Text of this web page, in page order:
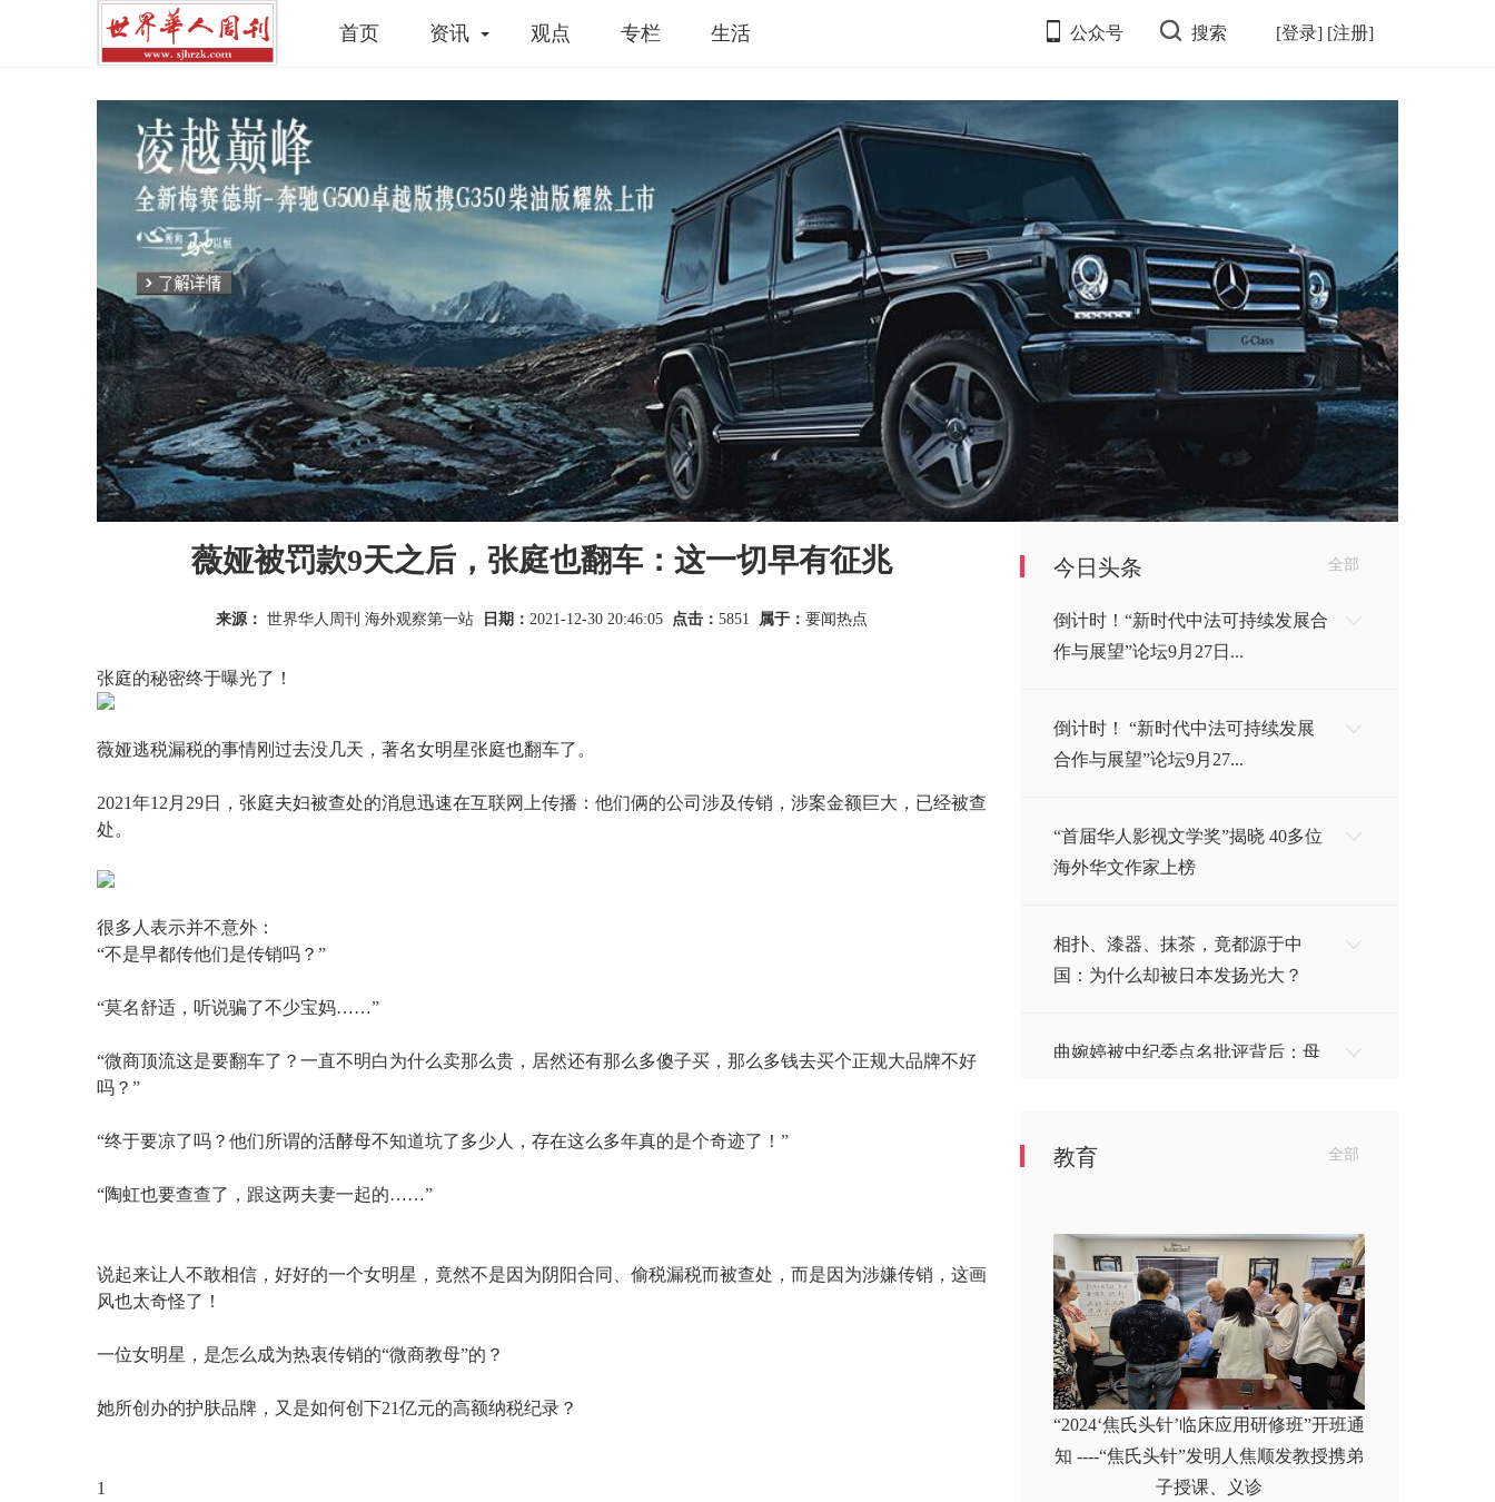
首页 资讯 观点 专栏 生活 公众号 搜索 [登录] [注册]
薇娅被罚款9天之后，张庭也翻车：这一切早有征兆
来源： 世界华人周刊 海外观察第一站 日期： 2021-12-30 20:46:05 点击： 5851 属于： 要闻热点
张庭的秘密终于曝光了！
薇娅逃税漏税的事情刚过去没几天，著名女明星张庭也翻车了。
2021年12月29日，张庭夫妇被查处的消息迅速在互联网上传播：他们俩的公司涉及传销，涉案金额巨大，已经被查
处。
很多人表示并不意外：
“不是早都传他们是传销吗？”
“莫名舒适，听说骗了不少宝妈……”
“微商顶流这是要翻车了？一直不明白为什么卖那么贵，居然还有那么多傻子买，那么多钱去买个正规大品牌不好
吗？”
“终于要凉了吗？他们所谓的活酵母不知道坑了多少人，存在这么多年真的是个奇迹了！”
“陶虹也要查查了，跟这两夫妻一起的……”
说起来让人不敢相信，好好的一个女明星，竟然不是因为阴阳合同、偷税漏税而被查处，而是因为涉嫌传销，这画
风也太奇怪了！
一位女明星，是怎么成为热衷传销的“微商教母”的？
她所创办的护肤品牌，又是如何创下21亿元的高额纳税纪录？
1
今日头条 全部
倒计时！“新时代中法可持续发展合
作与展望”论坛9月27日...
倒计时！ “新时代中法可持续发展
合作与展望”论坛9月27...
“首届华人影视文学奖”揭晓 40多位
海外华文作家上榜
相扑、漆器、抹茶，竟都源于中
国：为什么却被日本发扬光大？
曲婉婷被中纪委点名批评背后：母
美媒爆料特朗普10年没缴税：身家
教育 全部
“2024‘焦氏头针’临床应用研修班”开班通
知 ----“焦氏头针”发明人焦顺发教授携弟
子授课、义诊